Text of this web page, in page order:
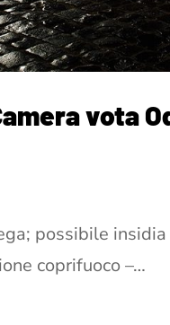
vota
possibile
coprifuoco –…